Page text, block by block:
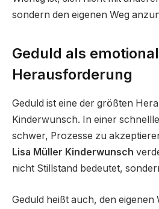
sondern den eigenen Weg
Geduld als
Herausforderung
Geduld ist eine der größten
Kinderwunsch. In einer
schwer, Prozesse zu
Lisa Müller Kinderwunsch
nicht Stillstand bedeutet,
Geduld heißt auch, den eigenen